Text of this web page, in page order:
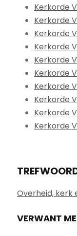
Kerkorde
Kerkorde
Kerkorde
Kerkorde
Kerkorde
Kerkorde
Kerkorde
Kerkorde
Kerkorde
Kerkorde
Overheid, kerk
VERWANT